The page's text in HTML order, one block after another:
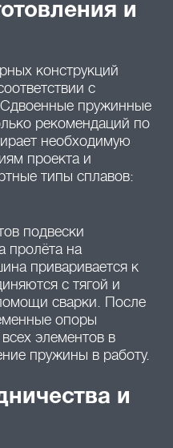
и
конструкций
с
пружинные
рекомендаций по
необходимую
проекта и
типы сплавов:
подвески
пролёта на
приваривается к
с тягой и
сварки. После
опоры
элементов в
пружины в работу.
и